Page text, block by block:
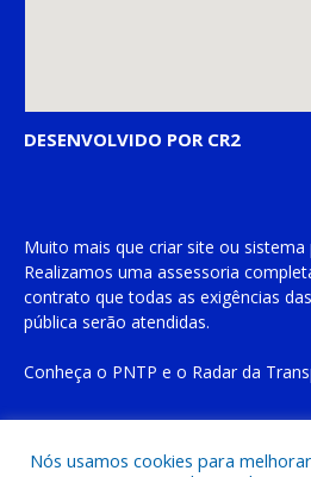
DESENVOLVIDO POR CR2
Muito mais que criar site ou sistema
Realizamos uma assessoria
contrato que todas as exigências das
pública serão atendidas.
Conheça o PNTP e o Radar da
Nós usamos cookies para